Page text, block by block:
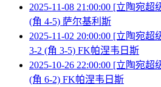
2025-11-08 21:00:00 [立陶宛
(角 4-5) 萨尔基利斯
2025-11-02 20:00:00 [立陶宛
3-2 (角 3-5) FK帕涅韦日斯
2025-10-26 22:00:00 [立陶宛
(角 6-2) FK帕涅韦日斯